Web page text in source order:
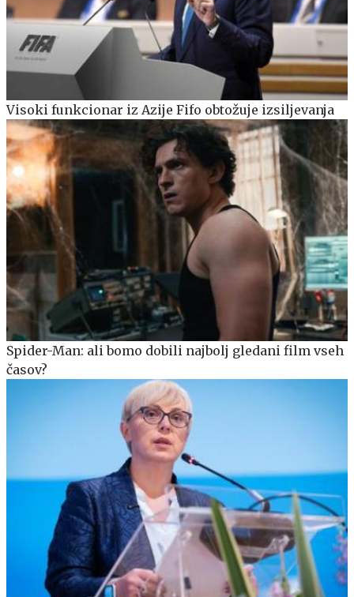
Visoki funkcionar iz Azije Fifo obtožuje izsiljevanja
Spider-Man: ali bomo dobili najbolj gledani film vseh
časov?